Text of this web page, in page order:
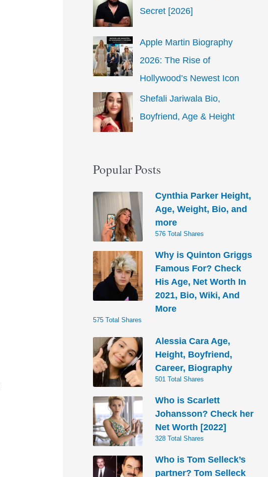
Secret [2026]
Apple Martin Biography
2026: The Rise of
Hollywood’s Newest Icon
Shefali Jariwala Bio,
Boyfriend, Age & Height
Popular Posts
Cynthia Parker Height,
Age, Weight, Bio, and
more
576 Total Shares
Why is Quinton Griggs
Famous For? Check
His Age, Net Worth In
2021, Bio, Wiki, And
More
575 Total Shares
Alessia Cara Age,
Height, Boyfriend,
Career, Biography
501 Total Shares
Who is Scarlett
Johansson? Check her
Net Worth [2022]
328 Total Shares
Who is Tom Selleck’s
partner? Tom Selleck